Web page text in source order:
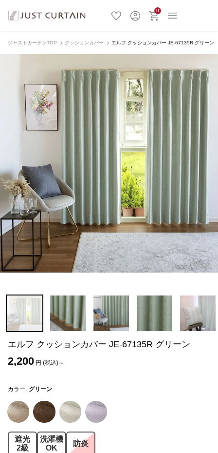
0
ジャストカーテンTOP クッションカバー エルフ クッションカバー JE-67135R グリーン
エルフ クッションカバー JE-67135R グリーン
2,200 円 (税込)～
カラー: グリーン
遮光
2級
洗濯機
OK
防炎